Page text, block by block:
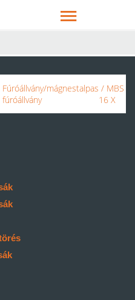
Fúróállvány/mágnestalpas
fúróállvány
/ MBS
16 X